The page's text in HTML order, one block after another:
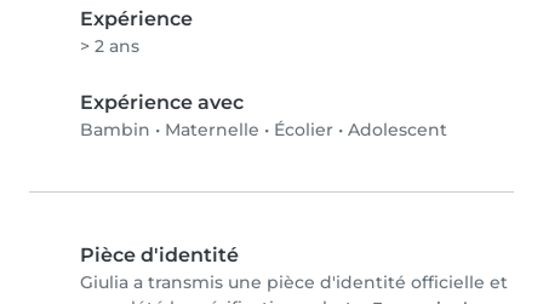
Expérience
> 2 ans
Expérience avec
Bambin • Maternelle • Écolier • Adolescent
Pièce d'identité
Giulia a transmis une pièce d'identité officielle et